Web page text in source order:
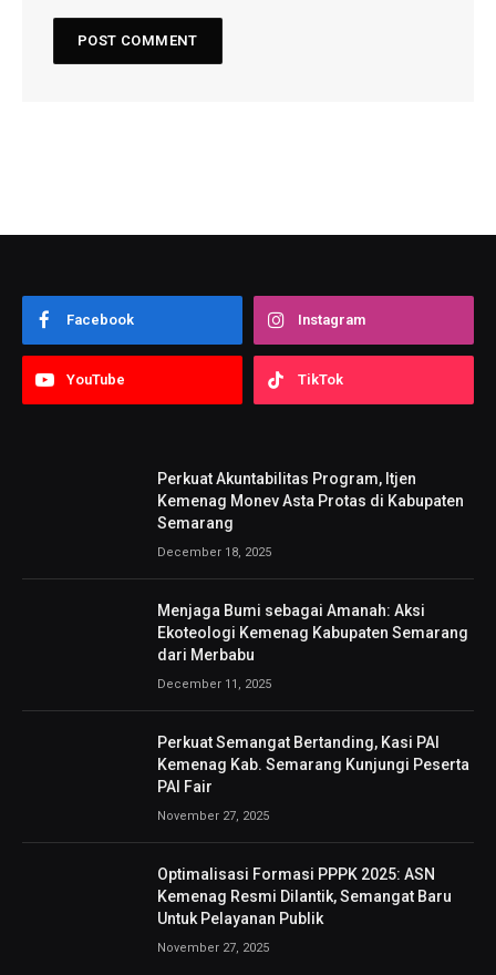
Facebook Instagram
YouTube TikTok
Perkuat Akuntabilitas Program, Itjen
Kemenag Monev Asta Protas di Kabupaten
Semarang
December 18, 2025
Menjaga Bumi sebagai Amanah: Aksi
Ekoteologi Kemenag Kabupaten Semarang
dari Merbabu
December 11, 2025
Perkuat Semangat Bertanding, Kasi PAI
Kemenag Kab. Semarang Kunjungi Peserta
PAI Fair
November 27, 2025
Optimalisasi Formasi PPPK 2025: ASN
Kemenag Resmi Dilantik, Semangat Baru
Untuk Pelayanan Publik
November 27, 2025